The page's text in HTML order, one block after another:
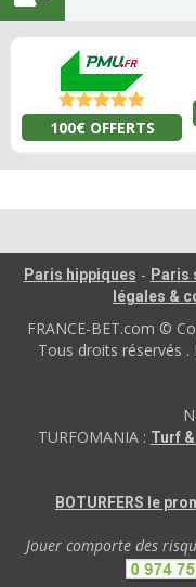
100€ OFFERTS
Paris hippiques - Paris
légales &
FRANCE-BET.com ©
Tous droits réservés
TURFOMANIA : Turf
BOTURFERS le
Jouer comporte des